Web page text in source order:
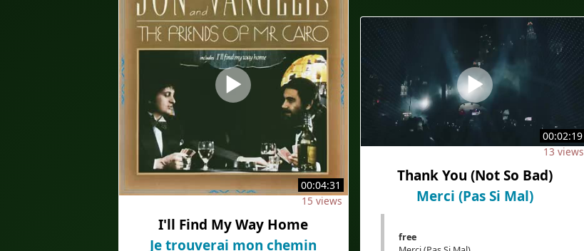
00:04:31
15 views
I'll Find My Way Home
Je trouverai mon chemin
00:02:19
13 views
Thank You (Not So Bad)
Merci (Pas Si Mal)
free